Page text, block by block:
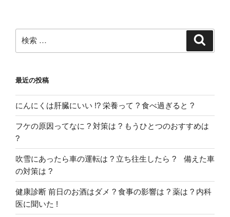
検
索:
最近の投稿
にんにくは肝臓にいい !? 栄養って ? 食べ過ぎると ?
フケの原因ってなに ? 対策は ? もうひとつのおすすめは
?
吹雪にあったら車の運転は ? 立ち往生したら ? 備えた車
の対策は ?
健康診断 前日のお酒はダメ ? 食事の影響は ? 薬は ? 内科
医に聞いた !